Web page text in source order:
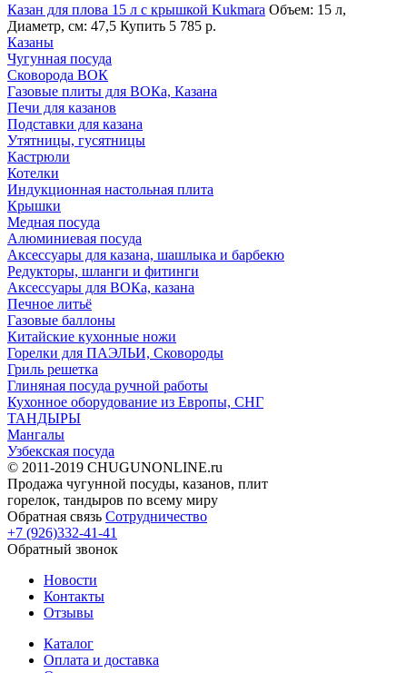
Казан для плова 15 л с крышкой Kukmara Объем: 15 л,
Диаметр, см: 47,5 Купить 5 785 р.
Казаны
Чугунная посуда
Сковорода ВОК
Газовые плиты для ВОКа, Казана
Печи для казанов
Подставки для казана
Утятницы, гусятницы
Кастрюли
Котелки
Индукционная настольная плита
Крышки
Медная посуда
Алюминиевая посуда
Аксессуары для казана, шашлыка и барбекю
Редукторы, шланги и фитинги
Аксессуары для ВОКа, казана
Печное литьё
Газовые баллоны
Китайские кухонные ножи
Горелки для ПАЭЛЬИ, Сковороды
Гриль решетка
Глиняная посуда ручной работы
Кухонное оборудование из Европы, СНГ
ТАНДЫРЫ
Мангалы
Узбекская посуда
© 2011-2019 CHUGUNONLINE.ru
Продажа чугунной посуды, казанов, плит
горелок, тандыров по всему миру
Обратная связь Сотрудничество
+7 (926)332-41-41
Обратный звонок
Новости
Контакты
Отзывы
Каталог
Оплата и доставка